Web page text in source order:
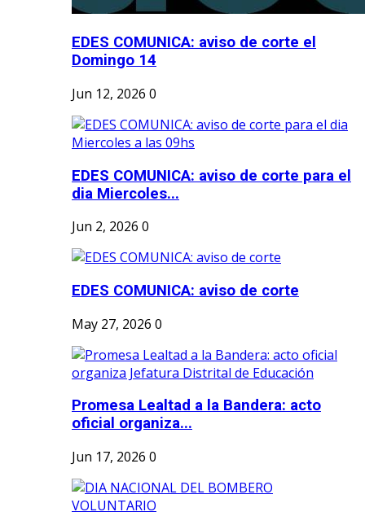
EDES COMUNICA: aviso de corte el
Domingo 14
Jun 12, 2026 0
EDES COMUNICA: aviso de corte para el
dia Miercoles...
Jun 2, 2026 0
EDES COMUNICA: aviso de corte
May 27, 2026 0
Promesa Lealtad a la Bandera: acto
oficial organiza...
Jun 17, 2026 0